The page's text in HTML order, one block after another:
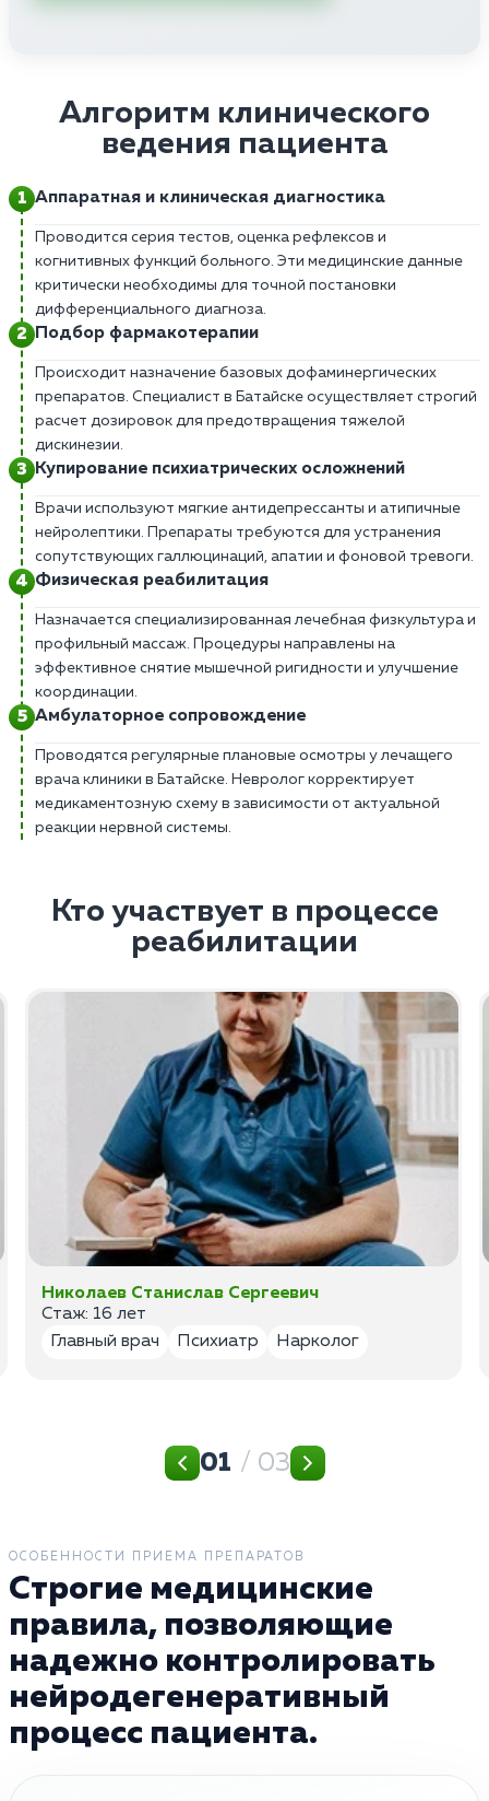
Алгоритм клинического
ведения пациента
Аппаратная и клиническая диагностика
Проводится серия тестов, оценка рефлексов и
когнитивных функций больного. Эти медицинские данные
критически необходимы для точной постановки
дифференциального диагноза.
Подбор фармакотерапии
Происходит назначение базовых дофаминергических
препаратов. Специалист в Батайске осуществляет строгий
расчет дозировок для предотвращения тяжелой
дискинезии.
Купирование психиатрических осложнений
Врачи используют мягкие антидепрессанты и атипичные
нейролептики. Препараты требуются для устранения
сопутствующих галлюцинаций, апатии и фоновой тревоги.
Физическая реабилитация
Назначается специализированная лечебная физкультура и
профильный массаж. Процедуры направлены на
эффективное снятие мышечной ригидности и улучшение
координации.
Амбулаторное сопровождение
Проводятся регулярные плановые осмотры у лечащего
врача клиники в Батайске. Невролог корректирует
медикаментозную схему в зависимости от актуальной
реакции нервной системы.
Кто участвует в процессе
реабилитации
Николаев Станислав Сергеевич
Стаж: 16 лет
Главный врач
Психиатр Нарколог
01 / 03
ОСОБЕННОСТИ ПРИЕМА ПРЕПАРАТОВ
Строгие медицинские
правила, позволяющие
надежно контролировать
нейродегенеративный
процесс пациента.